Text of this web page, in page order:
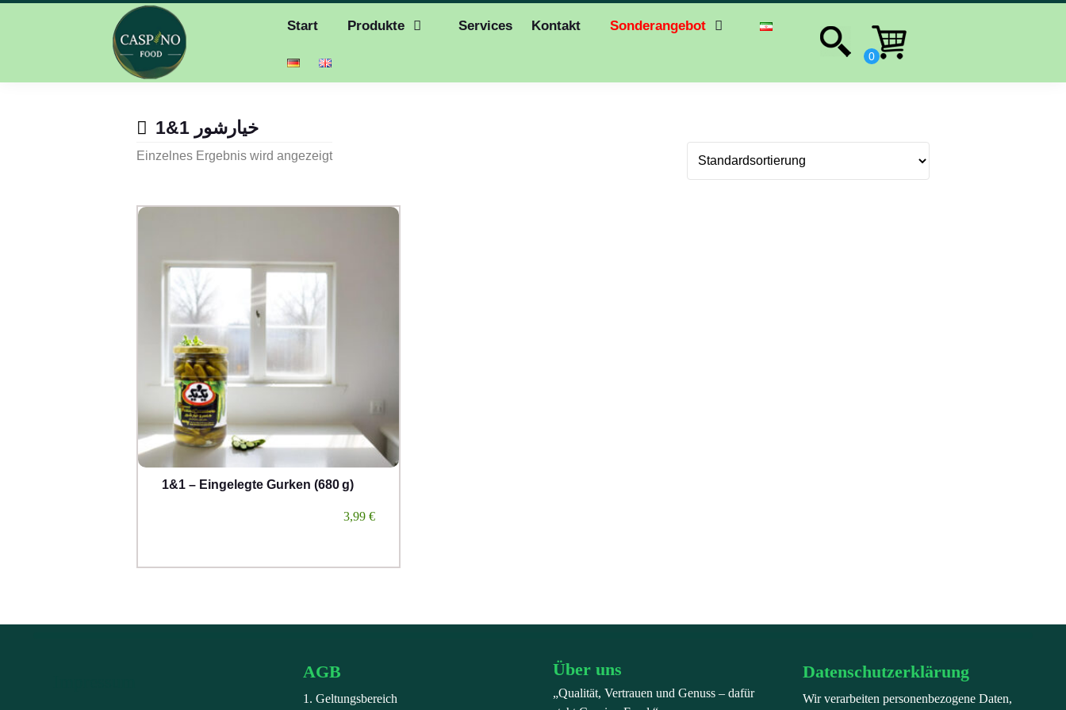
Start Produkte Services Kontakt Sonderangebot
خیارشور 1&1
Einzelnes Ergebnis wird angezeigt
1&1 – Eingelegte Gurken (680 g)
€
3,99
AGB
1. Geltungsbereich
Über uns
„Qualität, Vertrauen und Genuss – dafür
Datenschutzerklärung
Wir verarbeiten personenbezogene Daten,